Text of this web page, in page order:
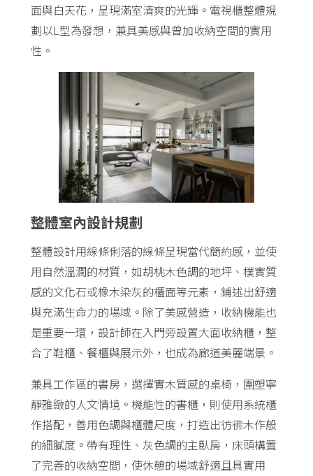
面與白天花，呈現滿室清爽的光輝。電視櫃整體規
劃以L型為發想，兼具美感與曾加收納空間的實用
性。
整體室內設計規劃
整體設計用線條俐落的線條呈現當代簡約感，並使
用自然溫潤的材質，如胡桃木色調的地坪、樸實質
感的文化石或橡木染灰的櫃面等元素，鋪述出舒適
與充滿生命力的場域。除了美感營造，收納機能也
是重要一環，設計師在入門旁設置大面收納櫃，整
合了鞋櫃、餐櫃與展示外，也成為廊道美麗端景。
兼具工作區的書房，選擇實木質感的桌椅，圍塑寧
靜雅緻的人文情境。機能性的書櫃，則使用系統櫃
作搭配，善用色調與櫃體尺度，打造出彷彿木作般
的細膩度。帶有理性、灰色調的主臥房，床頭構置
了完善的收納空間，使休憩的場域舒適且具實用